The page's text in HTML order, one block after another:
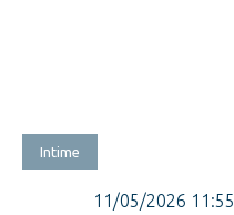
Intime
11/05/2026 11:55